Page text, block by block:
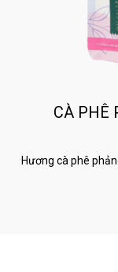
CÀ PHÊ
Hương cà phê